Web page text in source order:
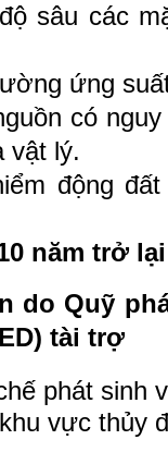
sâu các
ứng
có
vật lý.
động
năm trở
do Quỹ
tài trợ
phát sinh
vực thủy